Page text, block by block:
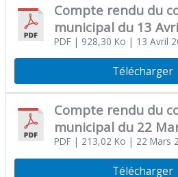
Compte rendu du
municipal du 13
PDF| 928,30 Ko | 13 Avril
Télécharger
Compte rendu du
municipal du 22
PDF| 213,02 Ko | 22 Mars
Télécharger